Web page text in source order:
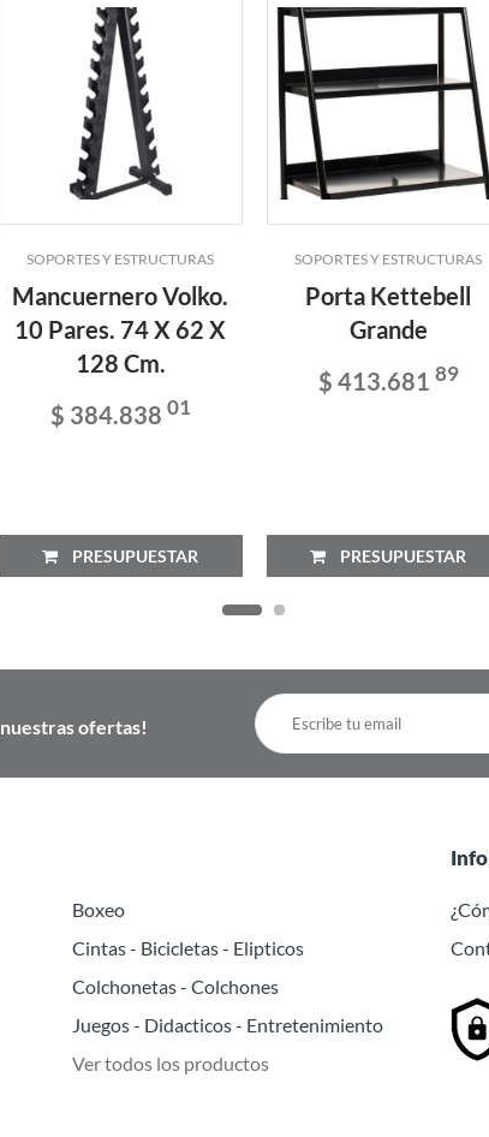
SOPORTES Y ESTRUCTURAS
Mancuernero Volko.
10 Pares. 74 X 62 X
128 Cm.
$ 384.838 01
PRESUPUESTAR
SOPORTES Y ESTRUCTURAS
Porta Kettebell
Grande
$ 413.681 89
PRESUPUESTAR
nuestras ofertas!
Boxeo
Cintas - Bicicletas - Elipticos
Colchonetas - Colchones
Juegos - Didacticos - Entretenimiento
Ver todos los productos